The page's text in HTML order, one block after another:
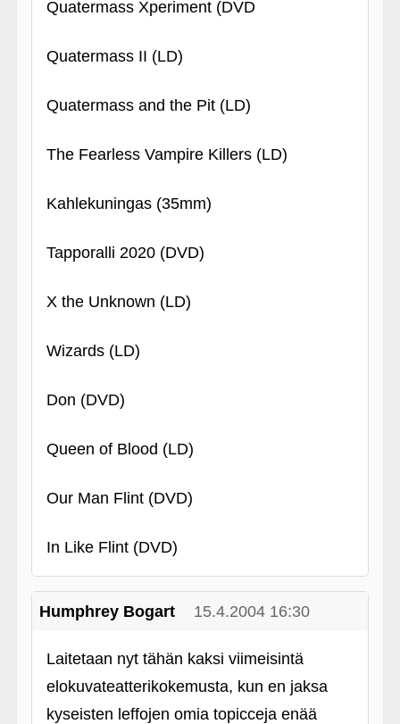
Quatermass Xperiment (DVD
Quatermass II (LD)
Quatermass and the Pit (LD)
The Fearless Vampire Killers (LD)
Kahlekuningas (35mm)
Tapporalli 2020 (DVD)
X the Unknown (LD)
Wizards (LD)
Don (DVD)
Queen of Blood (LD)
Our Man Flint (DVD)
In Like Flint (DVD)
Humphrey Bogart 15.4.2004 16:30
Laitetaan nyt tähän kaksi viimeisintä
elokuvateatterikokemusta, kun en jaksa
kyseisten leffojen omia topicceja enää